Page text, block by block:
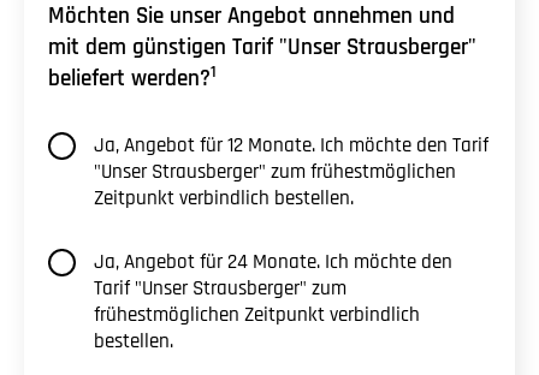
Möchten Sie unser Angebot annehmen und
mit dem günstigen Tarif "Unser Strausberger"
beliefert werden?1
Ja, Angebot für 12 Monate. Ich möchte den Tarif
"Unser Strausberger" zum frühestmöglichen
Zeitpunkt verbindlich bestellen.
Ja, Angebot für 24 Monate. Ich möchte den
Tarif "Unser Strausberger" zum
frühestmöglichen Zeitpunkt verbindlich
bestellen.